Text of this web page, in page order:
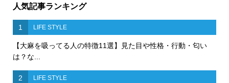
人気記事ランキング
1 LIFE STYLE
【大麻を吸ってる人の特徴11選】見た目や性格・行動・匂い
は？な...
2 LIFE STYLE